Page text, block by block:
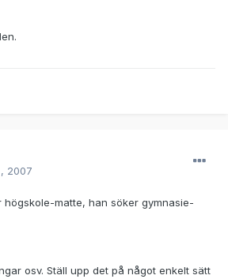
2007
högskole-matte, han söker gymnasie-
osv. Ställ upp det på något enkelt sätt